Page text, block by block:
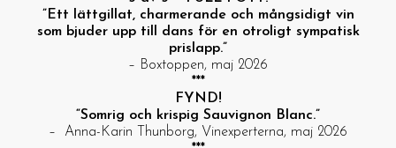
”Ett lättgillat, charmerande och mångsidigt vin
som bjuder upp till dans för en otroligt sympatisk
prislapp.”
– Boxtoppen, maj 2026
***
FYND!
“Somrig och krispig Sauvignon Blanc.”
– Anna-Karin Thunborg, Vinexperterna, maj 2026